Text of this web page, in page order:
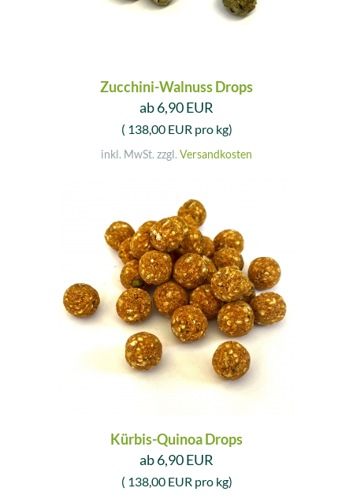
Zucchini-Walnuss Drops
ab 6,90 EUR
( 138,00 EUR pro kg)
inkl. MwSt. zzgl. Versandkosten
Kürbis-Quinoa Drops
ab 6,90 EUR
( 138,00 EUR pro kg)